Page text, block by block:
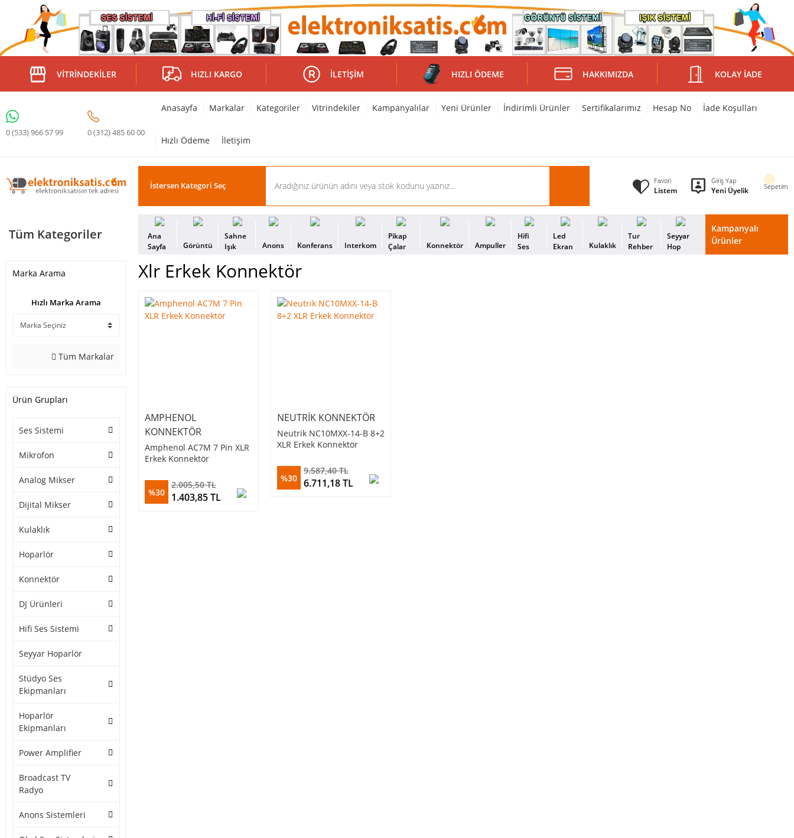
VITRINDEKILER HIZLI KARGO İLETIŞIM HIZLI ÖDEME HAKKIMIZDA KOLAY İADE
0 (533) 966 57 99 0 (312) 485 60 00
Anasayfa Markalar Kategoriler Vitrindekiler Kampanyalılar Yeni Ürünler İndirimli Ürünler Sertifikalarımız Hesap No İade Koşulları
Hızlı Ödeme İletişim
Favori
Listem
Giriş Yap
Yeni Üyelik Sepetim
Tüm Kategoriler
Ana
Sayfa
Görüntü
Sahne
Işık
Anons Konferans Interkom
Pikap
Çalar
Konnektör Ampuller
Hifi
Ses
Led
Ekran
Kulaklık
Tur
Rehber
Seyyar
Hop
Kampanyalı
Ürünler
Marka Arama
Hızlı Marka Arama
Tüm Markalar
Ürün Grupları
Ses Sistemi
Mikrofon
Analog Mikser
Dijital Mikser
Kulaklık
Hoparlör
Konnektör
DJ Ürünleri
Hifi Ses Sistemi
Seyyar Hoparlör
Stüdyo Ses
Ekipmanları
Hoparlör
Ekipmanları
Power Amplifier
Broadcast TV
Radyo
Anons Sistemleri
Xlr Erkek Konnektör
AMPHENOL
KONNEKTÖR
Amphenol AC7M 7 Pin XLR
Erkek Konnektör
%30
2.005,50 TL
1.403,85 TL
NEUTRIK KONNEKTÖR
Neutrik NC10MXX-14-B 8+2
XLR Erkek Konnektör
%30
9.587,40 TL
6.711,18 TL